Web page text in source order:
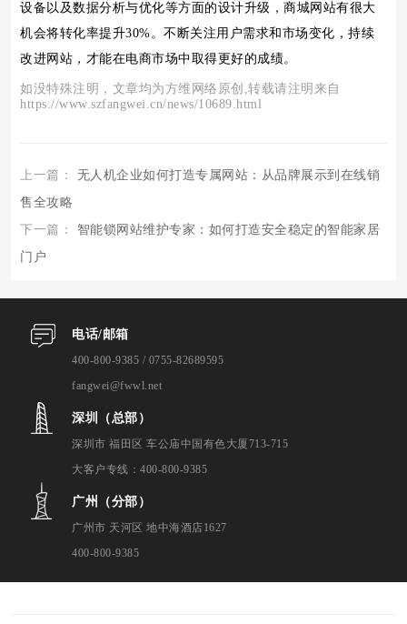
设备以及数据分析与优化等方面的设计升级，商城网站有很大
机会将转化率提升30%。不断关注用户需求和市场变化，持续
改进网站，才能在电商市场中取得更好的成绩。
如没特殊注明，文章均为方维网络原创,转载请注明来自
https://www.szfangwei.cn/news/10689.html
上一篇： 无人机企业如何打造专属网站：从品牌展示到在线销
售全攻略
下一篇： 智能锁网站维护专家：如何打造安全稳定的智能家居
门户
电话/邮箱
400-800-9385 / 0755-82689595
fangwei@fwwl.net
深圳（总部）
深圳市 福田区 车公庙中国有色大厦713-715
大客户专线：400-800-9385
广州（分部）
广州市 天河区 地中海酒店1627
400-800-9385